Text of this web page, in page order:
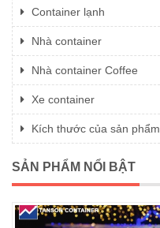
Container lạnh
Nhà container
Nhà container Coffee
Xe container
Kích thước của sản phẩm
SẢN PHẨM NỔI BẬT